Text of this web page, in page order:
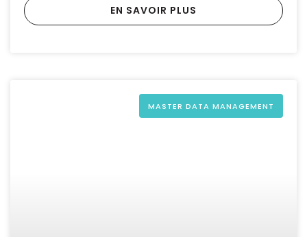
EN SAVOIR PLUS
MASTER DATA MANAGEMENT